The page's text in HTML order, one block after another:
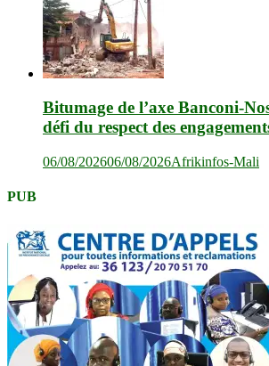
Bitumage de l’axe Banconi-
défi du respect des
06/08/202606/08/2026Afrikinfos-Mali
PUB